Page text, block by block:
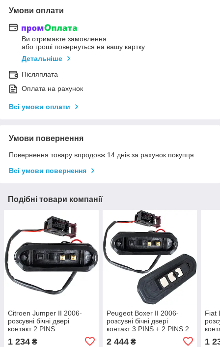
Умови оплати
Ви отримаєте замовлення
або гроші повернуться на вашу картку
Детальніше
Післяплата
Оплата на рахунок
Всі умови оплати
Умови повернення
Повернення товару впродовж 14 днів за рахунок покупця
Всі умови повернення
Подібні товари компанії
Citroen Jumper II 2006-
розсувні бічні двері
контакт 2 PINS
1 234 ₴
Peugeot Boxer II 2006-
розсувні бічні двері
контакт 3 PINS + 2 PINS 2
2 444₴
Fiat
1